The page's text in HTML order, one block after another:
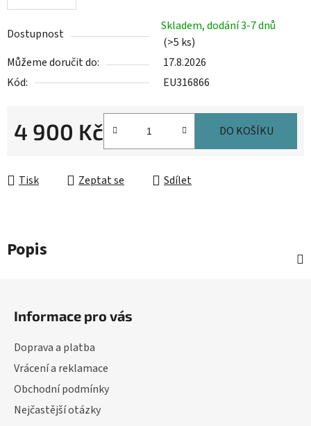
Dostupnost
Skladem, dodání 3-7 dnů
(>5 ks)
Můžeme doručit do:
17.8.2026
Kód:
EU316866
4 900 Kč DO KOŠÍKU
Tisk Zeptat se Sdílet
Popis
Informace pro vás
Doprava a platba
Vrácení a reklamace
Obchodní podmínky
Nejčastější otázky